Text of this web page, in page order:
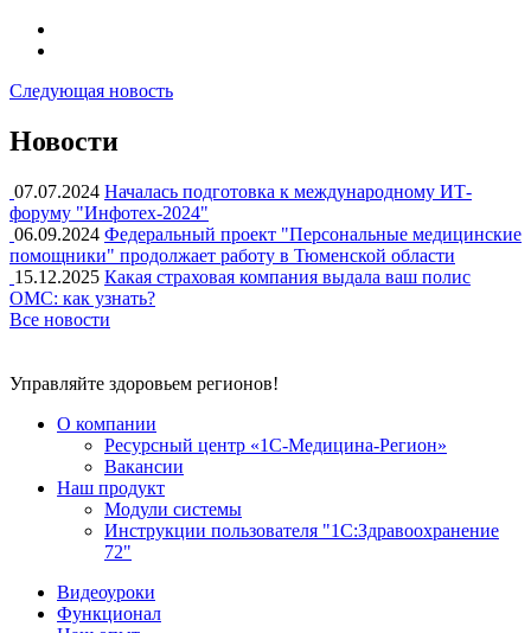
Следующая новость
Новости
07.07.2024 Началась подготовка к международному ИТ-
форуму "Инфотех-2024"
06.09.2024 Федеральный проект "Персональные медицинские
помощники" продолжает работу в Тюменской области
15.12.2025 Какая страховая компания выдала ваш полис
ОМС: как узнать?
Все новости
Управляйте здоровьем регионов!
О компании
Ресурсный центр «1С-Медицина-Регион»
Вакансии
Наш продукт
Модули системы
Инструкции пользователя "1С:Здравоохранение
72"
Видеоуроки
Функционал